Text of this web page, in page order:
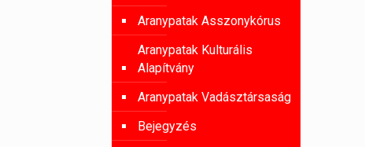
Aranypatak Asszonykórus
Aranypatak Kulturális
Alapítvány
Aranypatak Vadásztársaság
Bejegyzés